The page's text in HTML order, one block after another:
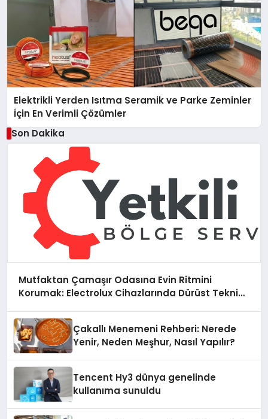
Elektrikli Yerden Isıtma Seramik ve Parke Zeminler
İçin En Verimli Çözümler
Son Dakika
Mutfaktan Çamaşır Odasına Evin Ritmini
Korumak: Electrolux Cihazlarında Dürüst Teknik
Çakallı Menemeni Rehberi: Nerede
Yenir, Neden Meşhur, Nasıl Yapılır?
Tencent Hy3 dünya genelinde
kullanıma sunuldu